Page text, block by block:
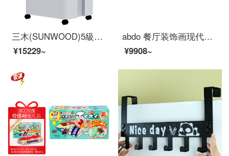
三木(SUNWOOD)5級の秘密保護事務所業務用のシュレッダー(シングル17枚で15分間30 Lのシュレッダー、光ディスク、カード、クリップ、ホッチキス)MSD 9520
¥15229~
abdo 餐厅装饰画现代简挂画饭厅餐桌上钟表壁画轻奢餐厅墙面装饰 A 小套(左40*60+右直径33.5+钟表)适合2.
¥9908~